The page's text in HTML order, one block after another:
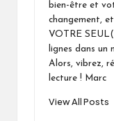
bien-être et
changement,
VOTRE
lignes dans un
Alors, vibrez,
lecture ! Marc
View All Posts